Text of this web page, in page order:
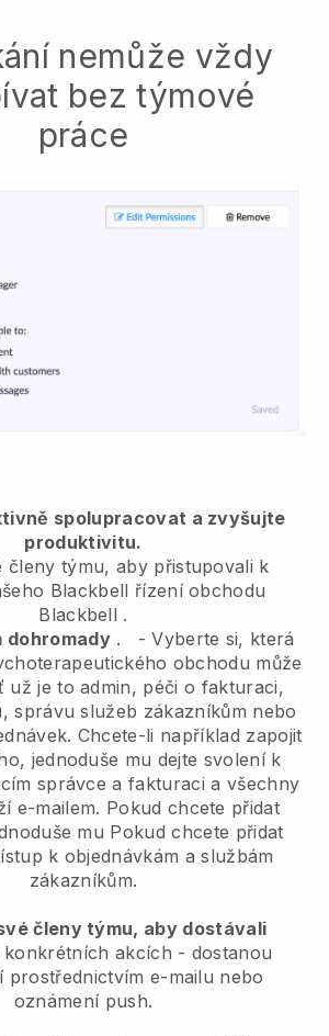
nemůže vždy
bez týmové
práce
spolupracovat a zvyšujte
produktivitu.
členy týmu, aby přistupovali k
Blackbell řízení obchodu
Blackbell .
dohromady. -Vyberte si, která
obchodu může
už je to admin, péči o fakturaci,
správu služeb zákazníkům nebo
Chcete-li například zapojit
jednoduše mu dejte svolení k
správce a fakturaci a všechny
e-mailem. Pokud chcete přidat
mu Pokud chcete přidat
k objednávkám a službám
zákazníkům.
členy týmu, aby dostávali
akcích - dostanou
prostřednictvím e-mailu nebo
oznámení push.